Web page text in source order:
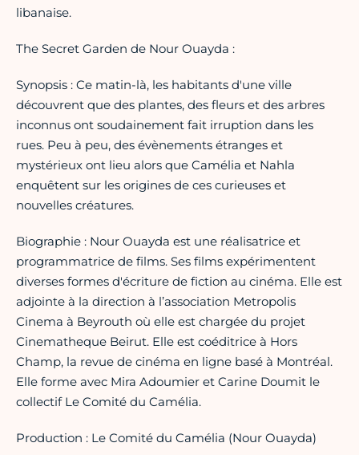
libanaise.
The Secret Garden de Nour Ouayda :
Synopsis : Ce matin-là, les habitants d'une ville
découvrent que des plantes, des fleurs et des arbres
inconnus ont soudainement fait irruption dans les
rues. Peu à peu, des évènements étranges et
mystérieux ont lieu alors que Camélia et Nahla
enquêtent sur les origines de ces curieuses et
nouvelles créatures.
Biographie : Nour Ouayda est une réalisatrice et
programmatrice de films. Ses films expérimentent
diverses formes d'écriture de fiction au cinéma. Elle est
adjointe à la direction à l’association Metropolis
Cinema à Beyrouth où elle est chargée du projet
Cinematheque Beirut. Elle est coéditrice à Hors
Champ, la revue de cinéma en ligne basé à Montréal.
Elle forme avec Mira Adoumier et Carine Doumit le
collectif Le Comité du Camélia.
Production : Le Comité du Camélia (Nour Ouayda)